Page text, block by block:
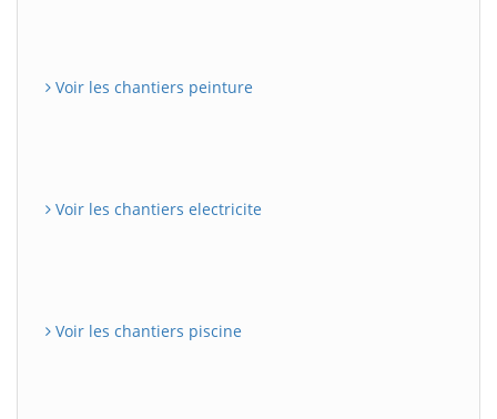
Voir les chantiers peinture
Voir les chantiers electricite
Voir les chantiers piscine